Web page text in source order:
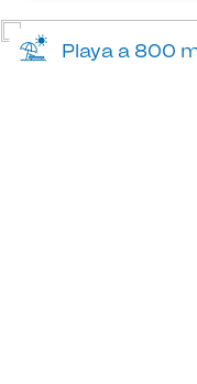
Playa a 800